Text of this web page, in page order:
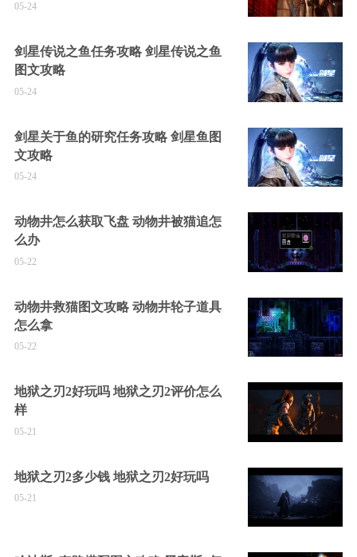
05-24
剑星传说之鱼任务攻略 剑星传说之鱼
图文攻略
05-24
剑星关于鱼的研究任务攻略 剑星鱼图
文攻略
05-24
动物井怎么获取飞盘 动物井被猫追怎
么办
05-22
动物井救猫图文攻略 动物井轮子道具
怎么拿
05-22
地狱之刃2好玩吗 地狱之刃2评价怎么
样
05-21
地狱之刃2多少钱 地狱之刃2好玩吗
05-21